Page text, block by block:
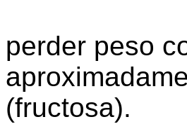
perder peso
(fructosa).